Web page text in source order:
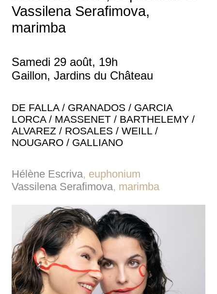
Vassilena Serafimova,
marimba
Samedi 29 août, 19h
Gaillon, Jardins du Château
DE FALLA / GRANADOS / GARCIA
LORCA / MASSENET / BARTHELEMY /
ALVAREZ / ROSALES / WEILL /
NOUGARO / GALLIANO
Hélène Escriva, euphonium
Vassilena Serafimova, marimba